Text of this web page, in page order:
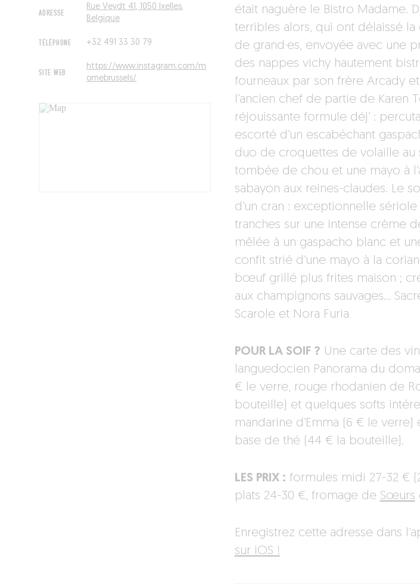
ADRESSE
Rue Veydt 41, 1050 Ixelles,
Belgique
TÉLÉPHONE +32 491 33 30 79
SITE WEB
https://www.instagram.com/m
omebrussels/
était naguère le Bistro Madame.
terribles alors, qui ont délaissé
de grand·es, envoyée avec une
des nappes vichy hautement
fourneaux par son frère Arcady et
l’ancien chef de partie de Karen
réjouissante formule déj’ :
escorté d’un escabéchant
duo de croquettes de volaille au
tombée de chou et une mayo à
sabayon aux reines-claudes. Le
d’un cran : exceptionnelle
tranches sur une intense crème
mêlée à un gaspacho blanc et
confit strié d’une mayo à la
bœuf grillé plus frites maison ;
aux champignons sauvages…
Scarole et Nora Furia
POUR LA SOIF ? Une carte des
languedocien Panorama du
€ le verre, rouge rhodanien de
bouteille) et quelques softs
mandarine d’Emma (6 € le verre)
base de thé (44 € la bouteille).
LES PRIX : formules midi 27-32 €
plats 24-30 €, fromage de Sœurs
Enregistrez cette adresse dans
sur iOS !